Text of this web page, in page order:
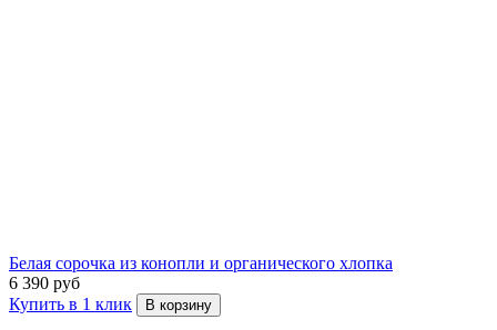
Белая сорочка из конопли и органического хлопка
6 390 руб
Купить в 1 клик
В корзину